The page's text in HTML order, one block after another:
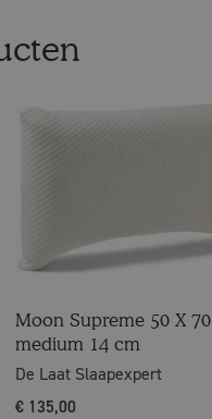
Moon Supreme 50 X 70
medium 14 cm
De Laat Slaapexpert
€ 135,00